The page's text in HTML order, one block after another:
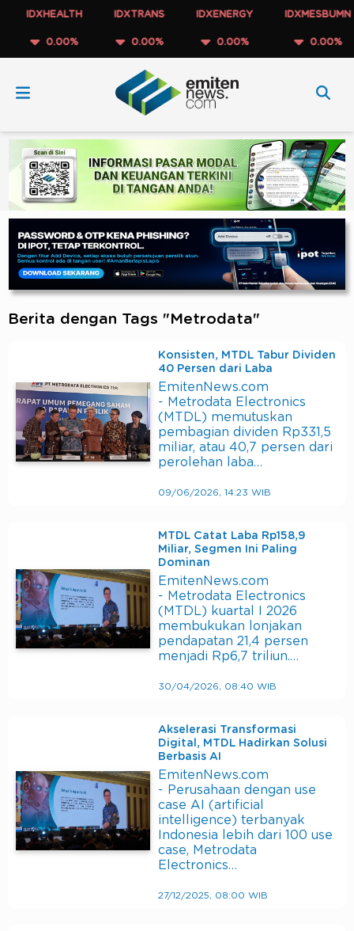
IDXHEALTH
0.00%
IDXTRANS
0.00%
IDXENERGY
0.00%
IDXMESBUMN
0.00%
Berita dengan Tags "Metrodata"
Konsisten, MTDL Tabur Dividen
40 Persen dari Laba
EmitenNews.com
- Metrodata Electronics
(MTDL) memutuskan
pembagian dividen Rp331,5
miliar, atau 40,7 persen dari
perolehan laba…
09/06/2026, 14:23 WIB
MTDL Catat Laba Rp158,9
Miliar, Segmen Ini Paling
Dominan
EmitenNews.com
- Metrodata Electronics
(MTDL) kuartal I 2026
membukukan lonjakan
pendapatan 21,4 persen
menjadi Rp6,7 triliun.…
30/04/2026, 08:40 WIB
Akselerasi Transformasi
Digital, MTDL Hadirkan Solusi
Berbasis AI
EmitenNews.com
- Perusahaan dengan use
case AI (artificial
intelligence) terbanyak
Indonesia lebih dari 100 use
case, Metrodata
Electronics…
27/12/2025, 08:00 WIB